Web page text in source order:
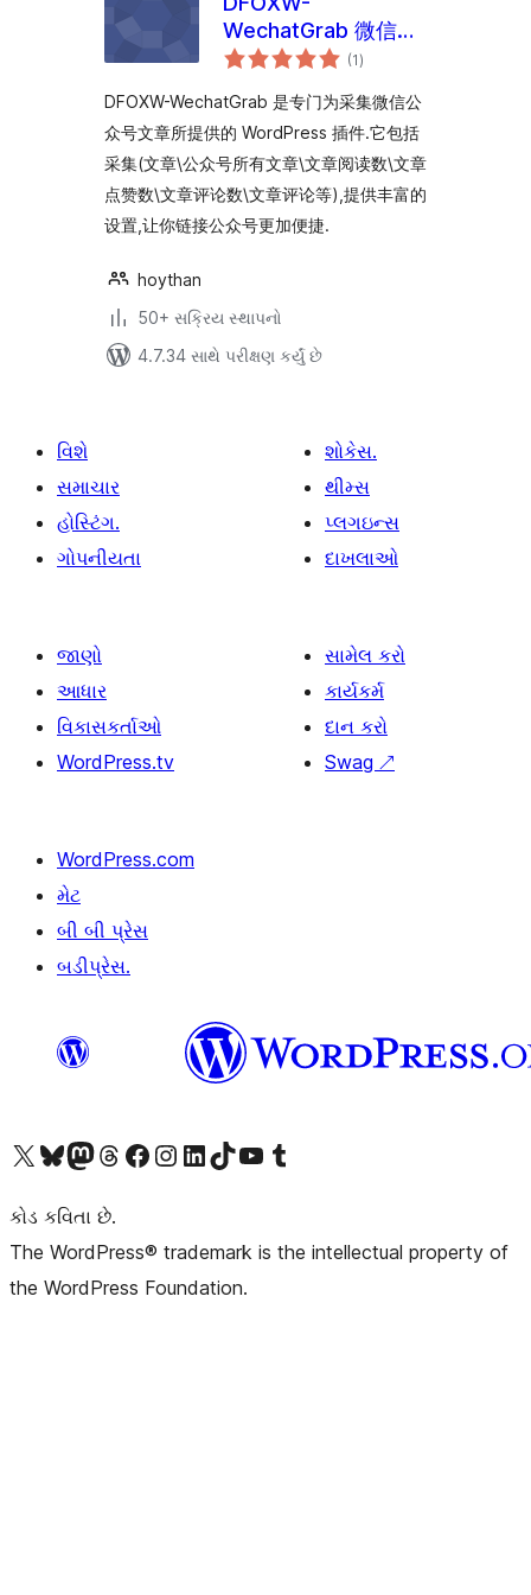
WechatGrab 微信采
集助手
(1કુલ
રેટિંગ્સ
)
DFOXW-WechatGrab 是专门为采集微信公
众号文章所提供的 WordPress 插件.它包括
采集(文章\公众号所有文章\文章阅读数\文章
点赞数\文章评论数\文章评论等),提供丰富的
设置,让你链接公众号更加便捷.
hoythan
50+ સક્રિય સ્થાપનો
4.7.34 સાથે પરીક્ષણ કર્યું છે
વિશે
સમાચાર
હોસ્ટિંગ.
ગોપનીયતા
શોકેસ.
થીમ્સ
પ્લગઇન્સ
દાખલાઓ
જાણો
આધાર
વિકાસકર્તાઓ
WordPress.tv
સામેલ કરો
કાર્યકર્મ
દાન કરો
Swag ↗
WordPress.com
મેટ
બી બી પ્રેસ
બડીપ્રેસ.
અમારા X (અગાઉ ટ્વિટર) એકાઉન્ટની મુલાકાત લોઅમારા Bluesky એકાઉન્ટની મુલાકાત લોઅમારા માસ્ટોડોન એકાઉન્ટની મુલાકાત લોઅમારા Threads એકાઉન્ટની મુલાકાત લો અમારા ફેસબુક પેજની મુલાકાત લોઅમારા ઇન્સ્ટાગ્રામ એકાઉન્ટની મુલાકાત લો અમારા LinkedIn એકાઉન્ટની મુલાકાત લોઅમારા TikTok એકાઉન્ટની મુલાકાત લોઅમારી YouTube ચેનલની મુલાકાત લો અમારા Tumblr એકાઉન્ટની મુલાકાત લો
કોડ કવિતા છે.
The WordPress® trademark is the intellectual property of
the WordPress Foundation.